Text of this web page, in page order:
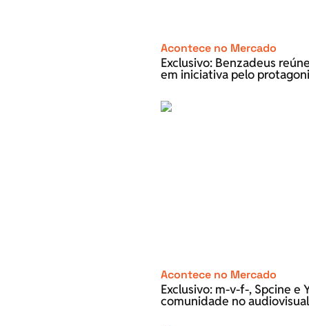
Acontece no Mercado
Exclusivo: Benzadeus
em iniciativa pelo
Acontece no Mercado
Exclusivo: m-v-f-, Spcine e
comunidade no audiovisual